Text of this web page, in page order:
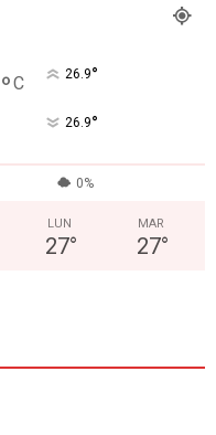
°C 26.9°
26.9°
0%
LUN
27°
MAR
27°